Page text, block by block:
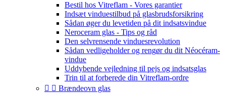
Bestil hos Vitreflam - Vores garantier
Indsæt vinduestilbud på glasbrudsforsikring
Sådan øger du levetiden på dit indsatsvindue
Neroceram glas - Tips og råd
Den selvrensende vinduesrevolution
Sådan vedligeholder og rengør du dit Néocéram-
vindue
Uddybende vejledning til pejs og indsatsglas
Trin til at forberede din Vitreflam-ordre
  Brændeovn glas